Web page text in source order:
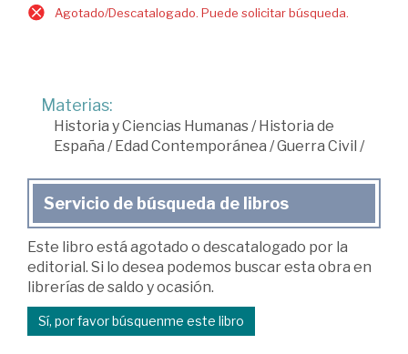
Agotado/Descatalogado. Puede solicitar búsqueda.
Materias:
Historia y Ciencias Humanas/Historia de
España /Edad Contemporánea /Guerra Civil /
Servicio de búsqueda de libros
Este libro está agotado o descatalogado por la
editorial. Si lo desea podemos buscar esta obra en
librerías de saldo y ocasión.
Sí, por favor búsquenme este libro